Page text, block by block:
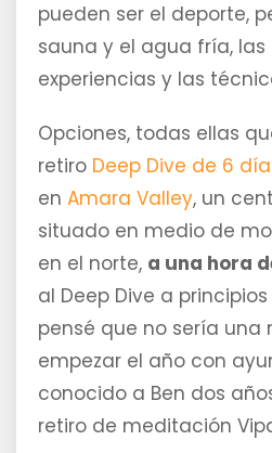
pueden ser el deporte,
sauna y el agua fría, las
experiencias y las
Opciones, todas ellas
retiro Deep Dive de 6
en Amara Valley, un
situado en medio de
en el norte, a una hora
al Deep Dive a
pensé que no sería
empezar el año con
conocido a Ben dos
retiro de meditación